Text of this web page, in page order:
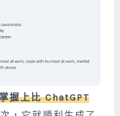
握上比 ChatGPT